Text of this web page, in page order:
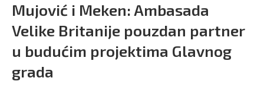
Mujović i Meken: Ambasada
Velike Britanije pouzdan partner
u budućim projektima Glavnog
grada